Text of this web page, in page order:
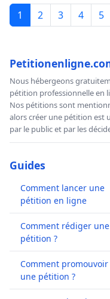
1 2 3 4 5
Nous hébergeons
pétition professionnelle en
Nos pétitions sont
alors créer une pétition est
par le public et par les
Guides
Comment lancer une
pétition en ligne
Comment rédiger une
pétition ?
Comment promouvoir
une pétition ?